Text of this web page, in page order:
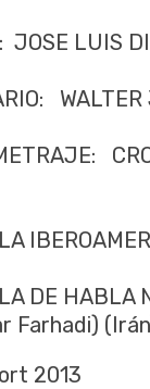
JOSE LUIS
DE HABLA
Farhadi)
2013